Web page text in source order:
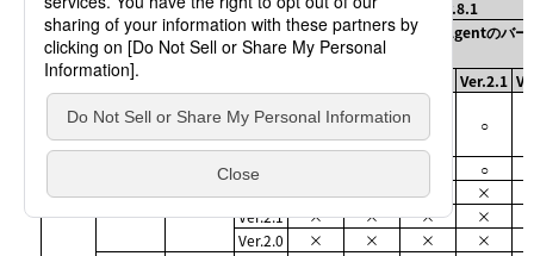
製品種
別
機種 製品名 (*2)
HULFT Ver.8.1
HULFT-WebConnect Agentのバー
Ver.2.1
HULFT
Ver.8.4 Windows
for
Windows
Ver.2.4 ○ ○ ○
Ver.2.3
○
Ver.2.2
× × × ×
Ver.2.1
× × × ×
Ver.2.0
× × × ×